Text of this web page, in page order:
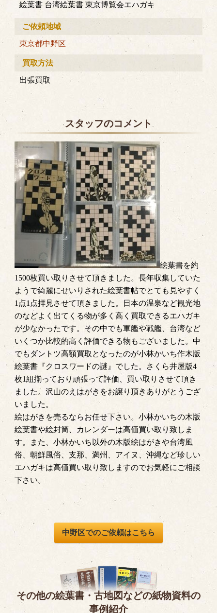
絵葉書 台湾絵葉書 東京博覧会エハガキ
ご依頼地域
東京都中野区
買取方法
出張買取
スタッフのコメント
絵葉書を約
1500枚買い取りさせて頂きました。長年収集していた
ようで綺麗にせいりされた絵葉書帖でとても見やすく
1点1点拝見させて頂きました。日本の温泉など観光地
のなどよく出てくる物が多く高く買取できるエハガキ
が少なかったです。その中でも軍艦や戦艦、台湾など
いくつか比較的高く評価できる物もございました。中
でもダントツ高額買取となったのが小林かいち作木版
絵葉書『クロスワードの謎』でした。さくら井屋版4
枚1組揃っており頑張って評価、買い取りさせて頂き
ました。沢山のえはがきをお譲り頂きありがとうござ
いました。
絵はがきを売るならお任せ下さい。小林かいちの木版
絵葉書や絵封筒、カレンダーは高価買い取り致しま
す。また、小林かいち以外の木版絵はがきや台湾風
俗、朝鮮風俗、支那、満州、アイヌ、沖縄など珍しい
エハガキは高価買い取り致しますのでお気軽にご相談
下さい。
中野区でのご依頼はこちら
その他の絵葉書・古地図などの紙物資料の
事例紹介